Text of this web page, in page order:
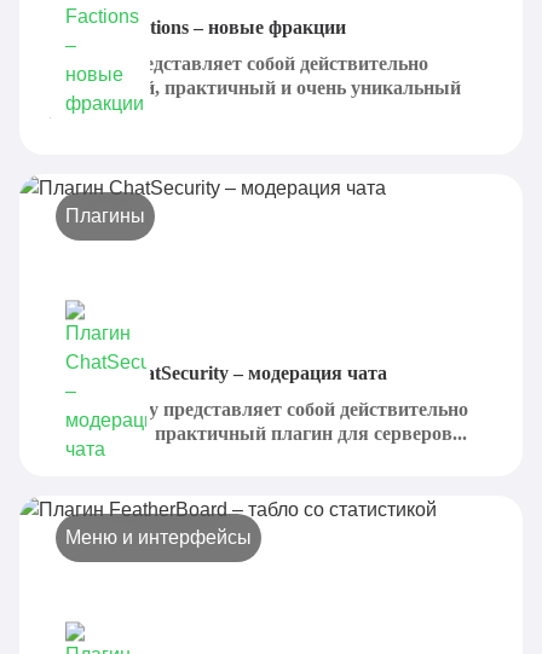
Плагин Factions – новые фракции
Factions представляет собой действительно
интересный, практичный и очень уникальный
плагин,...
Плагины
Плагин ChatSecurity – модерация чата
ChatSecurity представляет собой действительно
полезный и практичный плагин для серверов...
Меню и интерфейсы